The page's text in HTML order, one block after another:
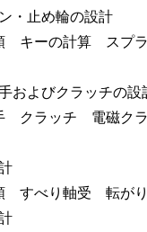
・止め輪の設計
キーの計算 スプラ
およびクラッチの設
ラッチ 電磁クラ
すべり軸受 転が